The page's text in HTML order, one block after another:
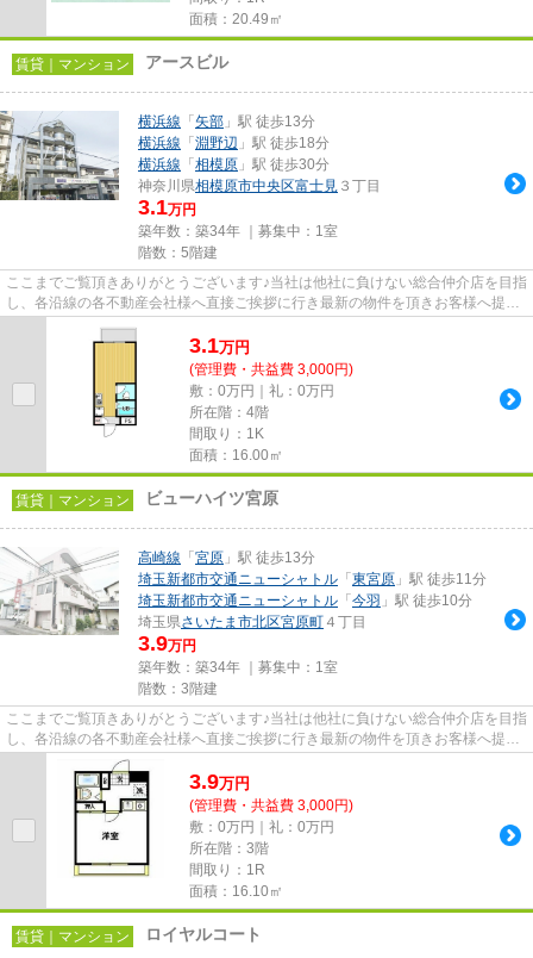
面積：20.49㎡
賃貸｜マンション アースビル
横浜線 「 矢部 」駅 徒歩13分
横浜線 「 淵野辺 」駅 徒歩18分
横浜線 「 相模原 」駅 徒歩30分
神奈川県相模原市中央区富士見 ３丁目
3.1万円
築年数：築34年 ｜募集中： 1室
階数：5階建
ここまでご覧頂きありがとうございます♪当社は他社に負けない総合仲介店を目指
し、各沿線の各不動産会社様へ直接ご挨拶に行き最新の物件を頂きお客様へ提供
3.1万円
(管理費・共益費 3,000円)
敷：0万円｜礼：0万円
所在階：4階
間取り：1K
面積：16.00㎡
賃貸｜マンション ビューハイツ宮原
高崎線 「 宮原 」駅 徒歩13分
埼玉新都市交通ニューシャトル 「 東宮原 」駅 徒歩11分
埼玉新都市交通ニューシャトル 「 今羽 」駅 徒歩10分
埼玉県さいたま市北区宮原町 ４丁目
3.9万円
築年数：築34年 ｜募集中： 1室
階数：3階建
ここまでご覧頂きありがとうございます♪当社は他社に負けない総合仲介店を目指
し、各沿線の各不動産会社様へ直接ご挨拶に行き最新の物件を頂きお客様へ提供
しております！最新の情報は...
3.9万円
(管理費・共益費 3,000円)
敷：0万円｜礼：0万円
所在階：3階
間取り：1R
面積：16.10㎡
賃貸｜マンション ロイヤルコート